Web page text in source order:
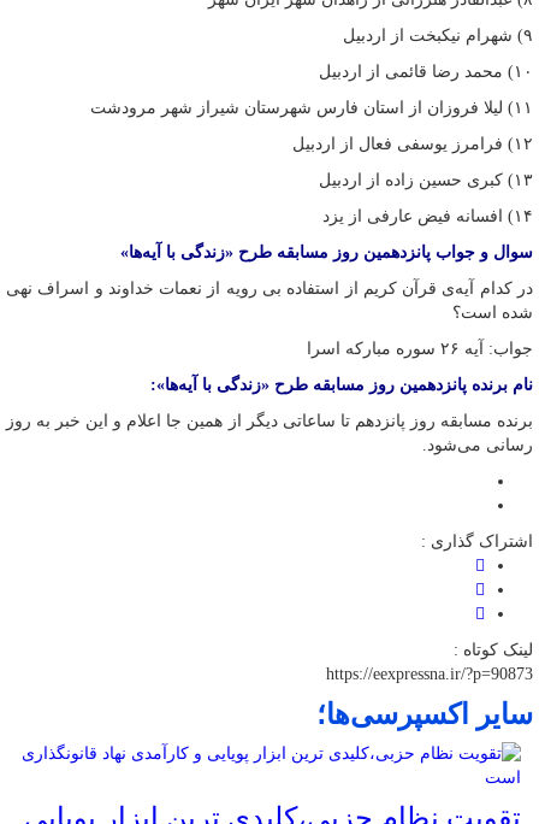
۹) شهرام نیکبخت از اردبیل
۱۰) محمد رضا قائمی از اردبیل
۱۱) لیلا فروزان از استان فارس شهرستان شیراز شهر مرودشت
۱۲) فرامرز یوسفی فعال از اردبیل
۱۳) کبری حسین زاده از اردبیل
۱۴) افسانه فیض عارفی از یزد
سوال و جواب پانزدهمین روز مسابقه طرح «زندگی با آیه‌ها»
در کدام آیه‌ی قرآن کریم از استفاده بی رویه از نعمات خداوند و اسراف نهی
شده است؟
جواب: آیه ۲۶ سوره مبارکه اسرا
نام برنده پانزدهمین روز مسابقه طرح «زندگی با آیه‌ها»:
برنده مسابقه روز پانزدهم تا ساعاتی دیگر از همین جا اعلام و این خبر به روز
رسانی می‌شود.
اشتراک گذاری :
لینک کوتاه :
https://eexpressna.ir/?p=90873
سایر اکسپرسی‌ها؛